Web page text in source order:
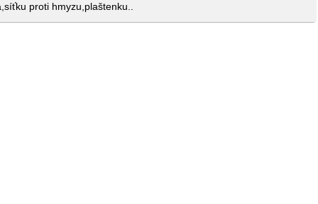
proti hmyzu,plaštenku..